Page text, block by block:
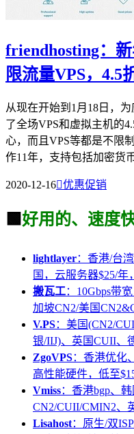
friendhosting：
限流量VPS，4.5
从现在开始到1月18日，
了全场VPS和虚拟主机的
心，而且VPS等都是不限
作11年，支持包括加密货
2020-12-16优惠促销
🟩 好用的、速度
lightlayer：香港/台
国，云服务器$25/年
搬瓦工：10Gbps带
加坡CN2/美国
V.PS：美国(CN2/
银/IIJ)、英国CUII、
ZgoVPS：香港优化
高性能硬件，低至
Vmiss：香港bgp、
CN2/CUII/CMIN2、
Lisahost：原生/双